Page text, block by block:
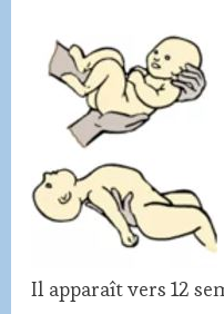
Il apparaît vers 12